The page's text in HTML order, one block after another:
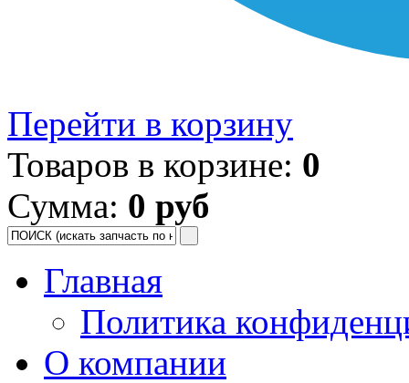
Перейти в корзину
Товаров в корзине: 0
Сумма: 0 руб
Главная
Политика
О компании